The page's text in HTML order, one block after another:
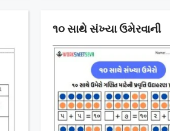
૧૦ સાથે સંખ્યા ઉમેરવાની